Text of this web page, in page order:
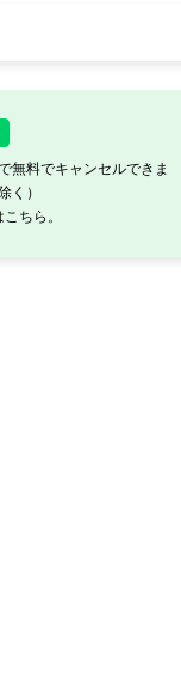
料でキャンセルできま
く）
こちら。